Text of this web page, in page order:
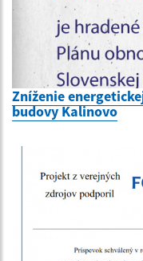
Zníženie
budovy Kalinovo